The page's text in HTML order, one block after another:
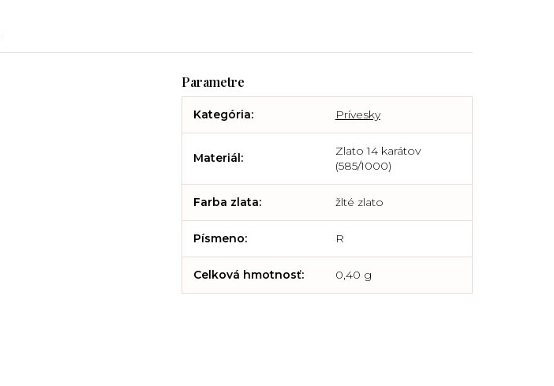
Kategória: Prívesky
Materiál:
Zlato 14 karátov
(585/1000)
Farba zlata: žlté zlato
Písmeno: R
Celková hmotnosť: 0,40 g